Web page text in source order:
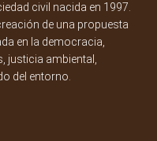
civil nacida en 1997.
de una propuesta
en la democracia,
justicia ambiental,
del entorno.